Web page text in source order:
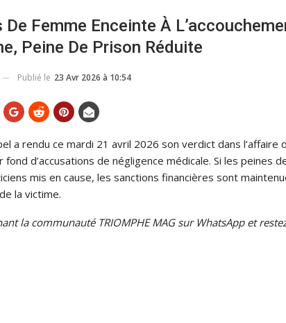
Femme Enceinte À
Peine De Prison Réduite
Publié le 23 Avr 2026 à 10:54
a rendu ce mardi 21 avril 2026 son verdict dans l’affaire
fond d’accusations de négligence médicale. Si les peines
mis en cause, les sanctions financières sont
la victime.
la communauté TRIOMPHE MAG sur WhatsApp et